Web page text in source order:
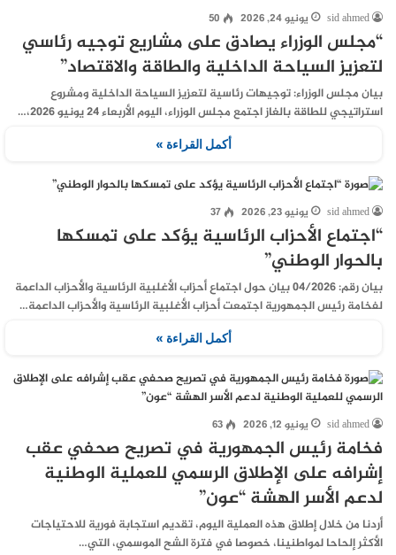
sid ahmed يونيو 24, 2026 50
“مجلس الوزراء يصادق على مشاريع توجيه رئاسي
لتعزيز السياحة الداخلية والطاقة والاقتصاد”
بيان مجلس الوزراء: توجيهات رئاسية لتعزيز السياحة الداخلية ومشروع
استراتيجي للطاقة بالغاز اجتمع مجلس الوزراء، اليوم الأربعاء 24 يونيو 2026،…
أكمل القراءة »
sid ahmed يونيو 23, 2026 37
“اجتماع الأحزاب الرئاسية يؤكد على تمسكها
بالحوار الوطني”
بيان رقم: 04/2026 بيان حول اجتماع أحزاب الأغلبية الرئاسية والأحزاب الداعمة
لفخامة رئيس الجمهورية اجتمعت أحزاب الأغلبية الرئاسية والأحزاب الداعمة…
أكمل القراءة »
sid ahmed يونيو 12, 2026 63
فخامة رئيس الجمهورية في تصريح صحفي عقب
إشرافه على الإطلاق الرسمي للعملية الوطنية
لدعم الأسر الهشة “عون”
أردنا من خلال إطلاق هذه العملية اليوم، تقديم استجابة فورية للاحتياجات
الأكثر إلحاحا لمواطنينا، خصوصا في فترة الشح الموسمي، التي…